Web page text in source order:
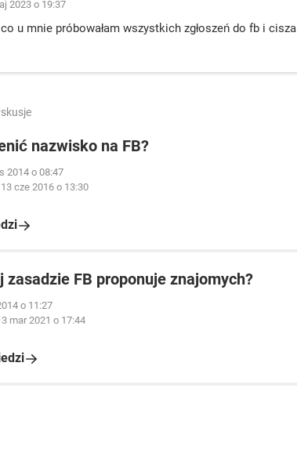
2023 o 19:37
u mnie próbowałam wszystkich zgłoszeń do fb i cisza
nazwisko na FB?
2014 o 08:47
13 cze 2016 o 13:30
zasadzie FB proponuje znajomych?
o 11:27
mar 2021 o 17:44